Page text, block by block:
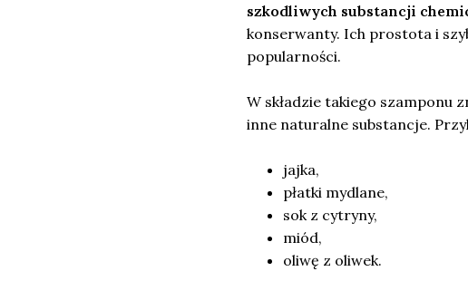
szkodliwych substancji
konserwanty. Ich prostota i
popularności.
W składzie takiego szamponu
inne naturalne substancje.
jajka,
płatki mydlane,
sok z cytryny,
miód,
oliwę z oliwek.